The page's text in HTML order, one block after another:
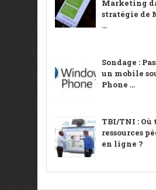
Marketing
stratégie de
...
Sondage :
un mobile
Phone ...
TBI/TNI : Où
ressources
en ligne ?